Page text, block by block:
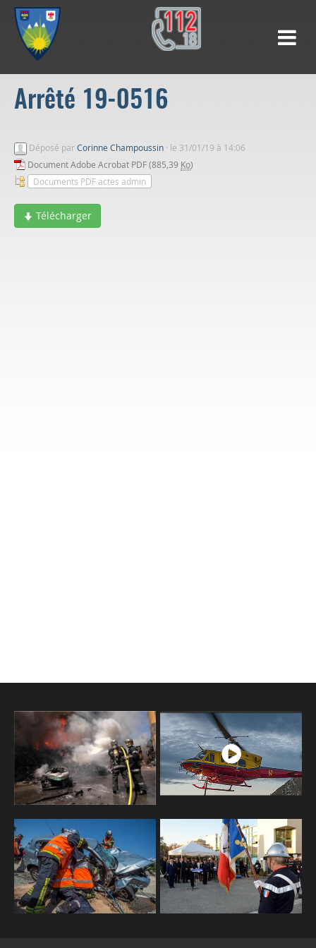
Arrêté 19-0516
Déposé parCorinne Champoussin · le 31/01/19 à 14:06
Document Adobe Acrobat PDF (885,39 Ko)
Documents PDF actes admin
Télécharger